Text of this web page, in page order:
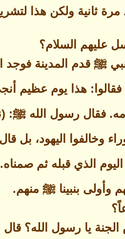
ثانية ولكن هذا
عليهم السلام؟
ﷺ قدم المدينة فوجد
هذا يوم عظيم
فقال رسول الله ﷺ:
وخالفوا اليهود، بل
اليوم الذي قبله ثم
وأولى بنبينا ﷺ منهم.
يا رسول الله؟ قال